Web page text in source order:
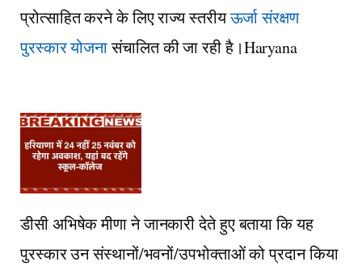
प्रोत्साहित करने के लिए राज्य स्तरीयऊर्जा संरक्षण
पुरस्कार योजनासंचालित की जा रही है।Haryana
डीसी अभिषेक मीणा ने जानकारी देते हुए बताया कि यह
पुरस्कार उन संस्थानों/भवनों/उपभोक्ताओं को प्रदान किया